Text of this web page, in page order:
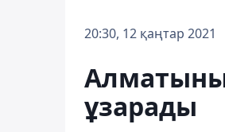
20:30, 12 қаңтар 2021
ұзарады